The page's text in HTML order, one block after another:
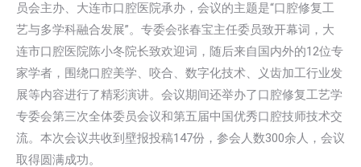
员会主办、大连市口腔医院承办，会议的主题是“口腔修复工
艺与多学科融合发展”。专委会张春宝主任委员致开幕词，大
连市口腔医院陈小冬院长致欢迎词，随后来自国内外的12位专
家学者，围绕口腔美学、咬合、数字化技术、义齿加工行业发
展等内容进行了精彩演讲。会议期间还举办了口腔修复工艺学
专委会第三次全体委员会议和第五届中国优秀口腔技师技术交
流。本次会议共收到壁报投稿147份，参会人数300余人，会议
取得圆满成功。